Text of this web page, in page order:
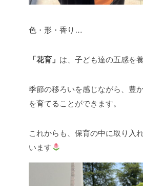
色・形・香り…
「花育」 は、子ども達の五感を養
季節の移ろいを感じながら、豊
を育てることができます。
これからも、保育の中に取り入
います